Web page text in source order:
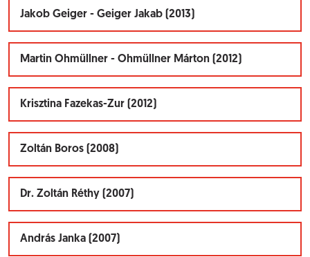
Jakob Geiger - Geiger Jakab (2013)
Martin Ohmüllner - Ohmüllner Márton (2012)
Krisztina Fazekas-Zur (2012)
Zoltán Boros (2008)
Dr. Zoltán Réthy (2007)
András Janka (2007)